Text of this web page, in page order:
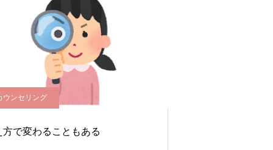
ウンセリング
方で変わることもある